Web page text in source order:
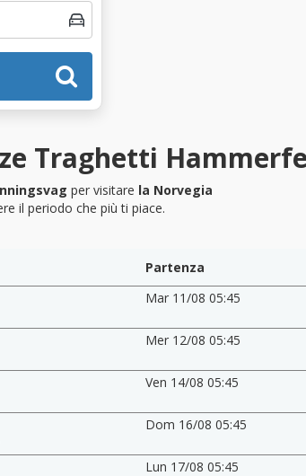
Traghetti
per visitare la Norvegia
il periodo che più ti piace.
Partenza
Mar 11/08 05:45
Mer 12/08 05:45
Ven 14/08 05:45
Dom 16/08 05:45
Lun 17/08 05:45